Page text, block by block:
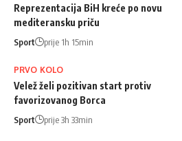
Reprezentacija BiH kreće po novu
mediteransku priču
Sport prije 1h 15min
PRVO KOLO
Velež želi pozitivan start protiv
favorizovanog Borca
Sport prije 3h 33min